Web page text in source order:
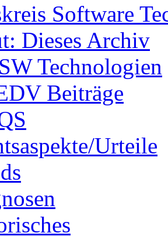
Software
Dieses Archiv
Technologien
Beiträge
Urteile